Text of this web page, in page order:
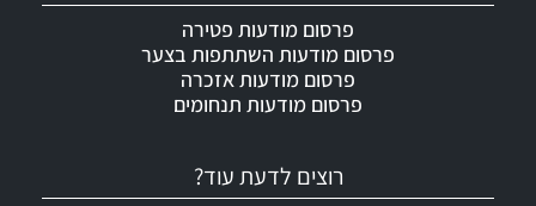
רוצים לדעת עוד?
פרסום מודעות פטירה
פרסום מודעות השתתפות בצער
פרסום מודעות אזכרה
פרסום מודעות תנחומים